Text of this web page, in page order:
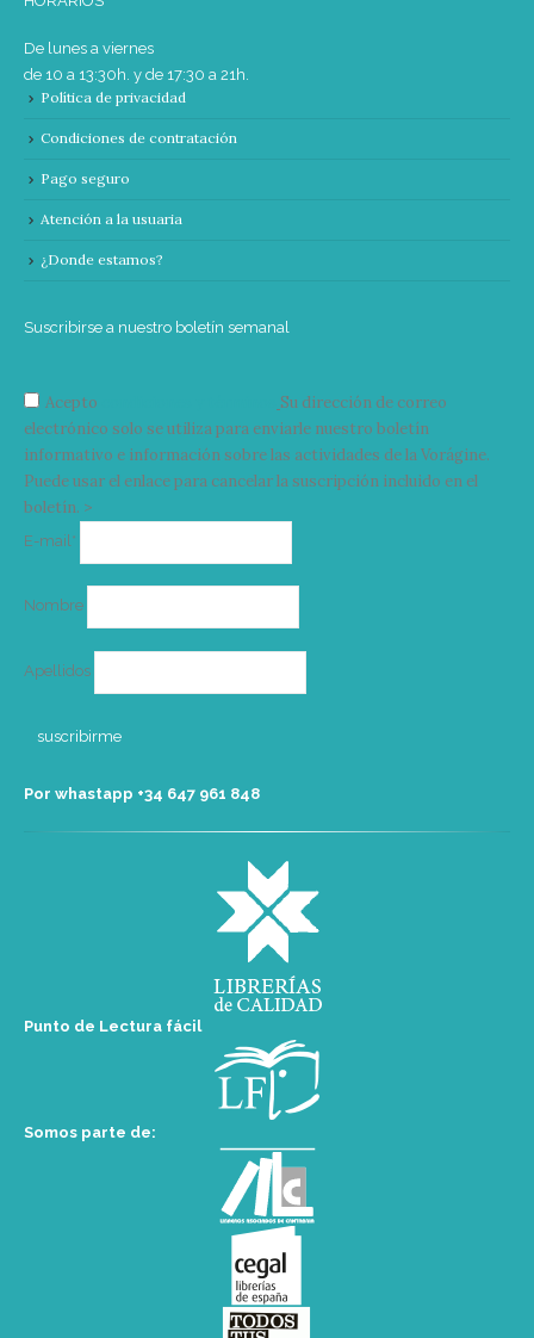
De lunes a viernes
de 10 a 13:30h. y de 17:30 a 21h.
Política de privacidad
Condiciones de contratación
Pago seguro
Atención a la usuaria
¿Donde estamos?
Suscribirse a nuestro boletín semanal
Acepto
Su dirección de correo
electrónico solo se utiliza para enviarle nuestro boletín
informativo e información sobre las actividades de la Vorágine.
Puede usar el enlace para cancelar la suscripción incluido en el
boletín. >
E-mail*
Nombre
Apellidos
Por whastapp +34 ‭647 961 848‬
Punto de Lectura fácil
Somos parte de: